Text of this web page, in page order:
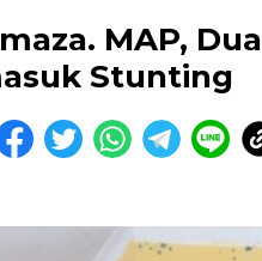
MAP, Dua
Stunting